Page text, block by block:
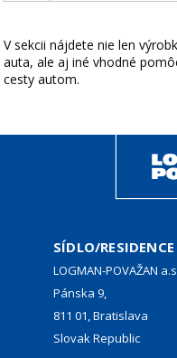
V sekcii nájdete nie len
auta, ale aj iné vhodné
cesty autom.
SÍDLO/RESIDENCE
LOGMAN-POVAŽAN
Pánska 9,
811 01, Bratislava
Slovak Republic